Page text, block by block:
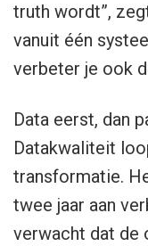
truth wordt”,
vanuit één
verbeter je ook
Data eerst, dan
Datakwaliteit
transformatie.
twee jaar aan
verwacht dat de